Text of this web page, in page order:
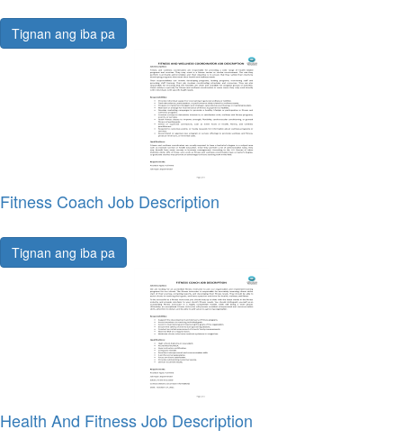
Tignan ang iba pa
Fitness Coach Job Description
Tignan ang iba pa
Health And Fitness Job Description